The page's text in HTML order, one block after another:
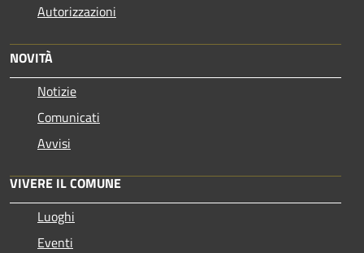
Autorizzazioni
NOVITÀ
Notizie
Comunicati
Avvisi
VIVERE IL COMUNE
Luoghi
Eventi